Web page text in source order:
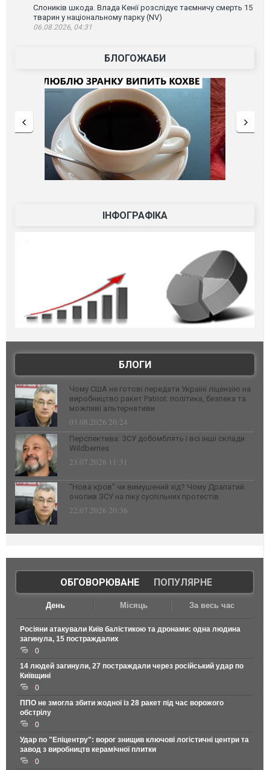
Слоників шкода. Влада Кенії розслідує таємничу смерть 15
тварин у національному парку (NV)
06.08.2026, 04:31
БЛОГОЖАБИ
ІНФОГРАФІКА
БЛОГИ
Чому США не готові передати Україні ліцензію на
виробництво ракет Patriot: політика, безпека та
можливі альтернативи
03.08.2026 20:24
Перспектива: ЗСУ добомблять і всі інші склади
Wildberries
23.07.2026 11:31
“Нова кров” чи вимушений хід? Чому Драпатий
очолив ЗСУ на піку суспільних протестів
22.07.2026 20:36
ОБГОВОРЮВАНЕ| ПОПУЛЯРНЕ
День Місяць За весь час
Росіяни атакували Київ балістикою та дронами: одна людина
загинула, 15 постраждалих
0
14 людей загинули, 27 постраждали через російський удар по
Київщині
0
ППО не змогла збити жодної із 28 ракет під час ворожого
обстрілу
0
Удар по "Епіцентру": ворог знищив ключові логістичні центри та
завод з виробництв керамічної плитки
0